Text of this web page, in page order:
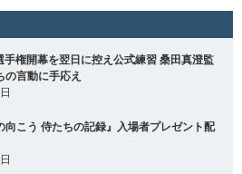
手権開幕を翌日に控え公式練習 桑田真澄監
の言動に手応え
向こう 侍たちの記録』入場者プレゼント配